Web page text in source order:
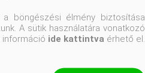
böngészési élmény biztosítása
A sütik használatára vonatkozó
információ ide kattintva érhető el.